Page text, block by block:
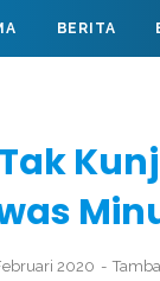
BERITA
2020